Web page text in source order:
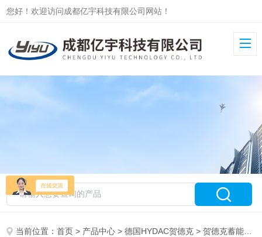
您好！欢迎访问成都亿宇科技有限公司网站！
当前位置：首页 > 产品中心 >德国HYDAC贺德克 >贺德克蓄能器SB330